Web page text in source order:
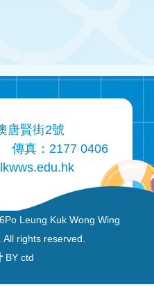
唐賢街2號
傳真：2177 0406
Leung Kuk Wong Wing
rights reserved.
BY ctd